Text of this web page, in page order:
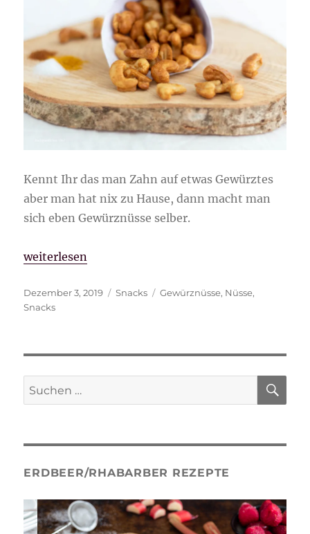
Kennt Ihr das man Zahn auf etwas Gewürztes
aber man hat nix zu Hause, dann macht man
sich eben Gewürznüsse selber.
„Gewürznüsse“
weiterlesen
Veröffentlicht
am
Dezember 3, 2019 Kategorien
Snacks Schlagwörter
Gewürznüsse, Nüsse,
Snacks
Suche
nach:
ERDBEER/RHABARBER REZEPTE